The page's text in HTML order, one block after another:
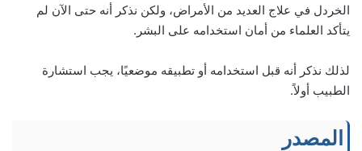
الخردل في علاج العديد من الأمراض، ولكن نذكر أنه حتى الآن لم
يتأكد العلماء من أمان استخدامه على البشر.
لذلك نذكر أنه قبل استخدامه أو تطبيقه موضعيًا، يجب استشارة
الطبيب أولاً.
المصدر